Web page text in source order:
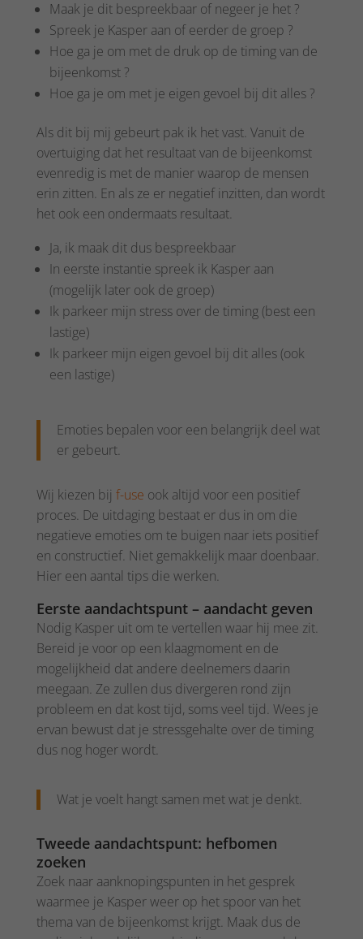
Maak je dit bespreekbaar of negeer je het ?
Spreek je Kasper aan of eerder de groep ?
Hoe ga je om met de druk op de timing van de
bijeenkomst ?
Hoe ga je om met je eigen gevoel bij dit alles ?
Als dit bij mij gebeurt pak ik het vast. Vanuit de
overtuiging dat het resultaat van de bijeenkomst
evenredig is met de manier waarop de mensen
erin zitten. En als ze er negatief inzitten, dan wordt
het ook een ondermaats resultaat.
Ja, ik maak dit dus bespreekbaar
In eerste instantie spreek ik Kasper aan
(mogelijk later ook de groep)
Ik parkeer mijn stress over de timing (best een
lastige)
Ik parkeer mijn eigen gevoel bij dit alles (ook
een lastige)
Emoties bepalen voor een belangrijk deel wat
er gebeurt.
Wij kiezen bij f-use ook altijd voor een positief
proces. De uitdaging bestaat er dus in om die
negatieve emoties om te buigen naar iets positief
en constructief. Niet gemakkelijk maar doenbaar.
Hier een aantal tips die werken.
Eerste aandachtspunt – aandacht geven
Nodig Kasper uit om te vertellen waar hij mee zit.
Bereid je voor op een klaagmoment en de
mogelijkheid dat andere deelnemers daarin
meegaan. Ze zullen dus divergeren rond zijn
probleem en dat kost tijd, soms veel tijd. Wees je
ervan bewust dat je stressgehalte over de timing
dus nog hoger wordt.
Wat je voelt hangt samen met wat je denkt.
Tweede aandachtspunt: hefbomen
zoeken
Zoek naar aanknopingspunten in het gesprek
waarmee je Kasper weer op het spoor van het
thema van de bijeenkomst krijgt. Maak dus de